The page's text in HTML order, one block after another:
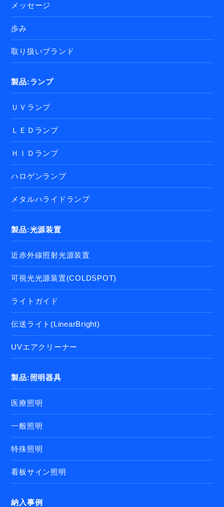
メッセージ
歩み
取り扱いブランド
製品:ランプ
ＵＶランプ
ＬＥＤランプ
ＨＩＤランプ
ハロゲンランプ
メタルハライドランプ
製品:光源装置
近赤外線照射光源装置
可視光光源装置(COLDSPOT)
ライトガイド
伝送ライト(LinearBright)
UVエアクリーナー
製品:照明器具
医療照明
一般照明
特殊照明
看板サイン照明
納入事例